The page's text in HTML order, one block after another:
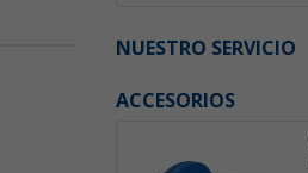
NUESTRO SERVICIO
ACCESORIOS